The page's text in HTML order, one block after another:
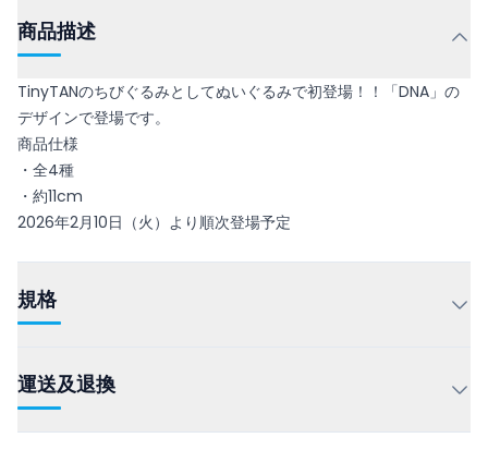
商品描述
TinyTANのちびぐるみとしてぬいぐるみで初登場！！「DNA」の
デザインで登場です。
商品仕様
・全4種
・約11cm
2026年2月10日（火）より順次登場予定
規格
運送及退換